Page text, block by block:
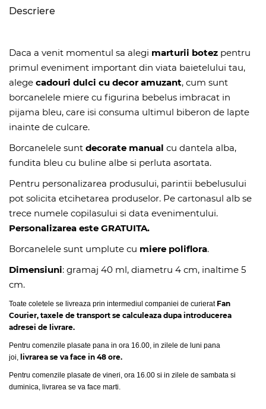
Descriere
Daca a venit momentul sa alegi marturii botez pentru
primul eveniment important din viata baietelului tau,
alege cadouri dulci cu decor amuzant, cum sunt
borcanelele miere cu figurina bebelus imbracat in
pijama bleu, care isi consuma ultimul biberon de lapte
inainte de culcare.
Borcanelele sunt decorate manual cu dantela alba,
fundita bleu cu buline albe si perluta asortata.
Pentru personalizarea produsului, parintii bebelusului
pot solicita etcihetarea produselor. Pe cartonasul alb se
trece numele copilasului si data evenimentului.
Personalizarea este GRATUITA.
Borcanelele sunt umplute cu miere poliflora.
Dimensiuni: gramaj 40 ml, diametru 4 cm, inaltime 5
cm.
Toate coletele se livreaza prin intermediul companiei de curieratFan
Courier, taxele de transport se calculeaza dupa introducerea
adresei de livrare.
Pentru comenzile plasate pana in ora 16.00, in zilele de luni pana
joi, livrarea se va face in 48 ore.
Pentru comenzile plasate de vineri, ora 16.00 si in zilele de sambata si
duminica, livrarea se va face marti.